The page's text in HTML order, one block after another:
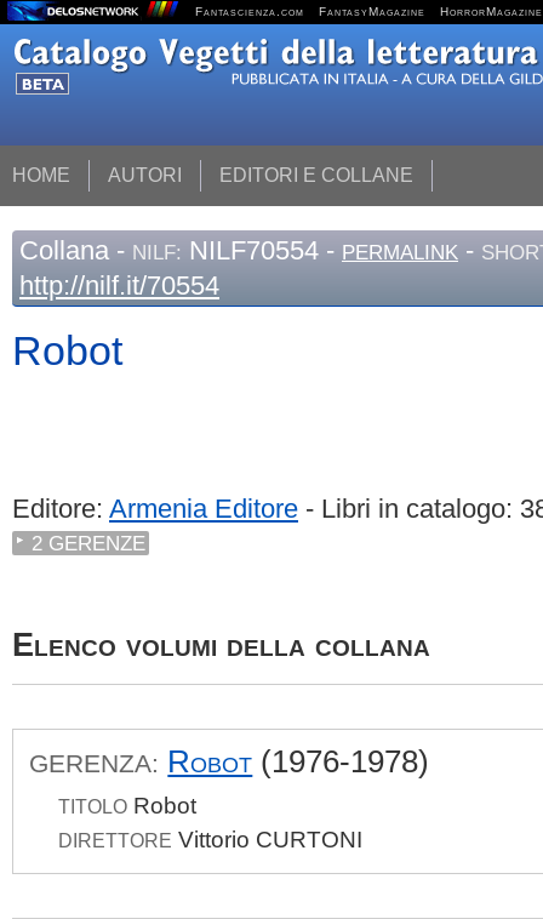
Fantascienza.com FantasyMagazine HorrorMagazine
HOME AUTORI EDITORI E COLLANE
Collana - NILF: NILF70554 - PERMALINK -
http://nilf.it/70554
Robot
Editore: Armenia Editore - Libri in catalogo:
2 GERENZE
Elenco volumi della collana
GERENZA: Robot (1976-1978)
TITOLO Robot
DIRETTORE Vittorio CURTONI